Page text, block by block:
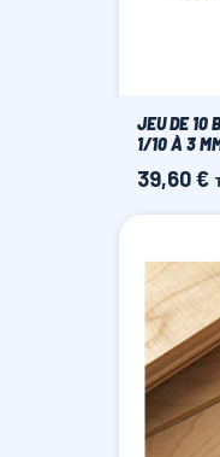
JEU DE 10
1/10 À 3
Prix
39,60 €